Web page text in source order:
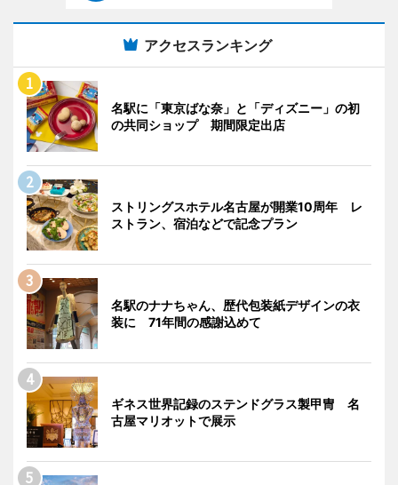
アクセスランキング
名駅に「東京ばな奈」と「ディズニー」の初
の共同ショップ 期間限定出店
ストリングスホテル名古屋が開業10周年 レ
ストラン、宿泊などで記念プラン
名駅のナナちゃん、歴代包装紙デザインの衣
装に 71年間の感謝込めて
ギネス世界記録のステンドグラス製甲冑 名
古屋マリオットで展示